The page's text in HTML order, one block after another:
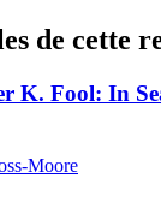
de cette
K. Fool: In
Moore